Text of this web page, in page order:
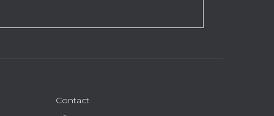
Contact